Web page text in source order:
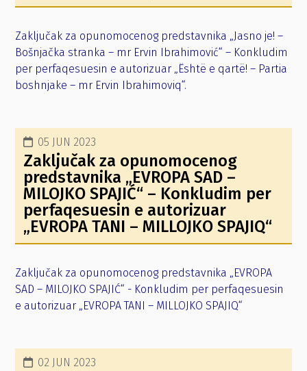
Zaključak za opunomocenog predstavnika „Jasno je! –
Bošnjačka stranka – mr Ervin Ibrahimović“ – Konkludim
per perfaqesuesin e autorizuar „Është e qartë! – Partia
boshnjake – mr Ervin Ibrahimoviq“.
05 JUN 2023
Zaključak za opunomocenog
predstavnika „EVROPA SAD –
MILOJKO SPAJIĆ“ – Konkludim per
perfaqesuesin e autorizuar
„EVROPA TANI – MILLOJKO SPAJIQ“
Zaključak za opunomocenog predstavnika „EVROPA
SAD – MILOJKO SPAJIĆ“ - Konkludim per perfaqesuesin
e autorizuar „EVROPA TANI – MILLOJKO SPAJIQ“
02 JUN 2023